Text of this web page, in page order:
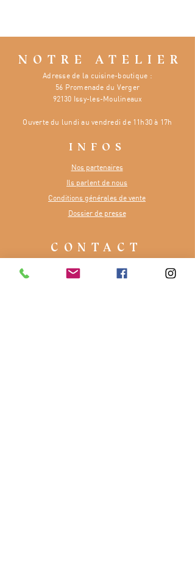
NOTRE ATELIER
Adresse de la cuisine-boutique :
56 Promenade du Verger
92130 Issy-les-Moulineaux
Ouvertedu lundi au vendredi de 11h30 à 17h
INFOS
Nos partenaires
Ils parlent de nous
Conditions générales de vente
Dossier de presse
CONTACT
Numéro :
07 81 48 65 84